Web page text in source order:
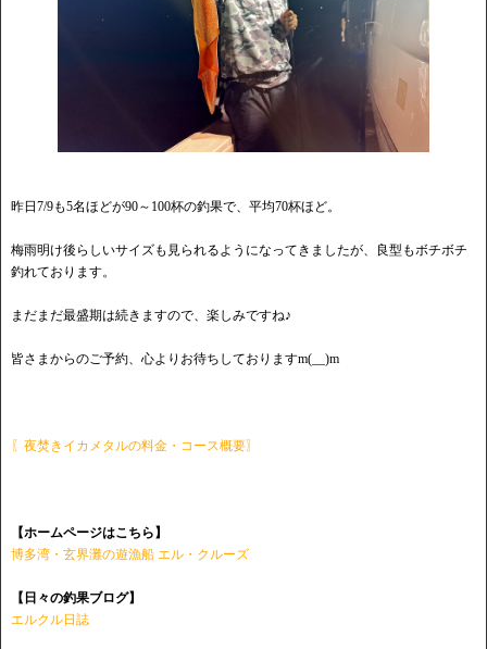
昨日7/9も5名ほどが90～100杯の釣果で、平均70杯ほど。
梅雨明け後らしいサイズも見られるようになってきましたが、良型もボチボチ
釣れております。
まだまだ最盛期は続きますので、楽しみですね♪
皆さまからのご予約、心よりお待ちしておりますm(__)m
〖夜焚きイカメタルの料金・コース概要〗
【ホームページはこちら】
博多湾・玄界灘の遊漁船 エル・クルーズ
【日々の釣果ブログ】
エルクル日誌